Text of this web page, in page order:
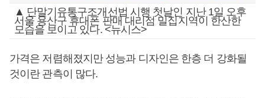
▲ 단말기유통구조개선법 시행 첫날인 지난 1일 오후
서울 용산구 휴대폰 판매 대리점 밀집지역이 한산한
모습을 보이고 있다. <뉴시스>
가격은 저렴해졌지만 성능과 디자인은 한층 더 강화될
것이란 관측이 많다.